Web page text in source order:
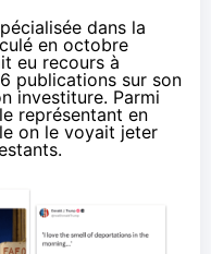
dans la
en octobre
eu recours à
publications sur son
investiture. Parmi
représentant en
on le voyait jeter